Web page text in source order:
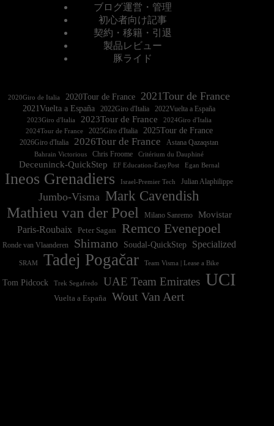
ブログ運営・管理
初心者向け記事
契約・移籍・引退
製品レビュー
豚ライド
2020Giro de Italia 2020Tour de France 2021Tour de France
2021Vuelta a España 2022Vuelta a España
2023Giro d'Italia 2023Tour de France
2024Tour de France
2025Giro d'Italia 2025Tour de France
2026Giro d'Italia 2026Tour de France Astana Qazaqstan
Bahrain Victorious Chris Froome Critérium du Dauphiné
Deceuninck-QuickStep EF Education-EasyPost Egan Bernal
Ineos Grenadiers Israel-Premier Tech Julian Alaphilippe
Jumbo-Visma Mark Cavendish
Mathieu van der Poel Milano Sanremo
Movistar
Paris-Roubaix
Peter Sagan Remco Evenepoel
Ronde van Vlaanderen Shimano Soudal-QuickStep Specialized
SRAM Tadej Pogačar Team Visma | Lease a Bike
Tom Pidcock Trek Segafredo UAE Team Emirates UCI
Vuelta a España Wout Van Aert